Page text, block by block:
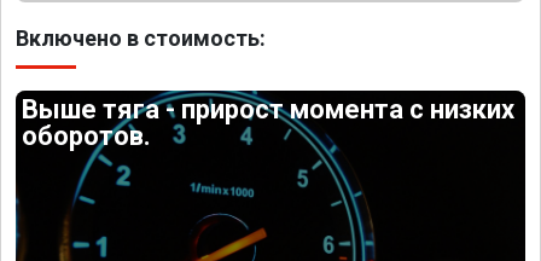
Включено в стоимость:
Выше тяга - прирост момента с низких
оборотов.